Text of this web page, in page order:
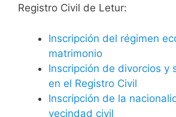
Registro Civil de Letur:
Inscripción del régimen
matrimonio
Inscripción de divorcios y
en el Registro Civil
Inscripción de la
vecindad civil